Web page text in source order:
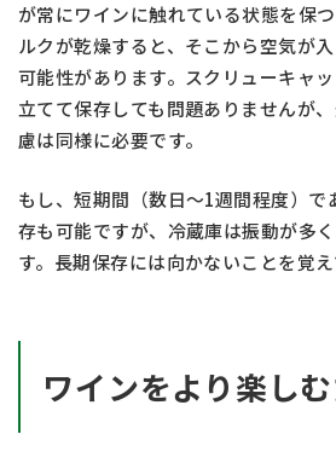
が常にワインに触れている状態を保
ルクが乾燥すると、そこから空気が
可能性があります。スクリューキャッ
立てて保存しても問題ありませんが
慮は同様に必要です。
もし、短期間（数日〜1週間程度）
存も可能ですが、冷蔵庫は振動が多
す。長期保存には向かないことを覚え
ワインをより楽し